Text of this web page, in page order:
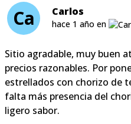
Ca Carlos
hace 1 año en
Sitio agradable, muy buen
precios razonables. Por
estrellados con chorizo de
falta más presencia del
ligero sabor.